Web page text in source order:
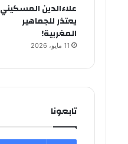
علاءالدين المسكيني
يعتذر للجماهير
المغربية!
11 مايو، 2026
تابعونا